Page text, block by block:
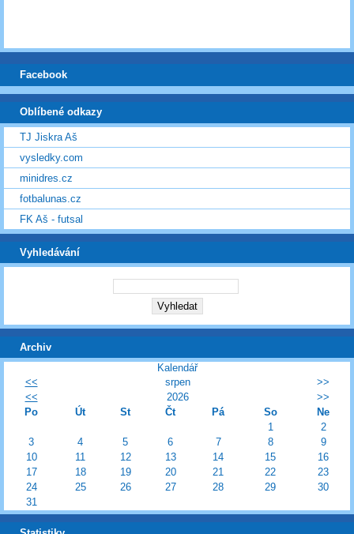
Facebook
Oblíbené odkazy
TJ Jiskra Aš
vysledky.com
minidres.cz
fotbalunas.cz
FK Aš - futsal
Vyhledávání
Archiv
Kalendář
<<
srpen
>>
<<
2026
>>
Po
Út St Čt Pá So
Ne
1
2
3
4 5 6 7 8
9
10
11 12 13 14 15
16
17
18 19 20 21 22
23
24
25 26 27 28 29
30
31